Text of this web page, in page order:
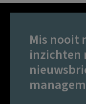
Mis nooit
inzichten